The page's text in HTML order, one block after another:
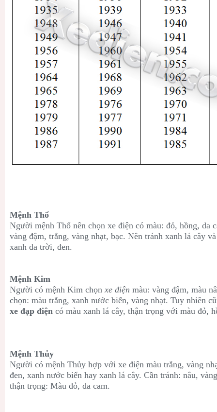
Mệnh Thổ
Người mệnh Thổ nên chọn xe điện có màu: đỏ, hồng, da
vàng đậm, trắng, vàng nhạt, bạc. Nên tránh xanh lá cây
xanh da trời, đen.
Mệnh Kim
Người có mệnh Kim chọn xe điện màu: vàng đậm, màu
chọn: màu trắng, xanh nước biển, vàng nhạt. Tuy nhiên
xe đạp điện có màu xanh lá cây, thận trọng với màu đỏ,
Mệnh Thủy
Người có mệnh Thủy hợp với xe điện màu trắng, vàng
đen, xanh nước biển hay xanh lá cây. Cần tránh: nâu,
thận trọng: Màu đỏ, da cam.